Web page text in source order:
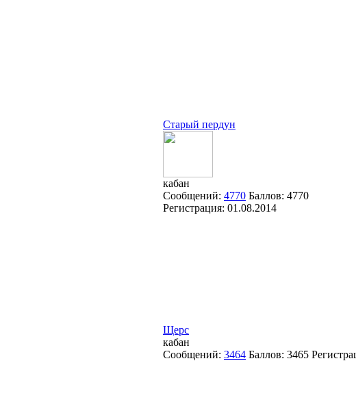
Старый пердун
кабан
Сообщений: 4770 Баллов: 4770
Регистрация: 01.08.2014
Щерс
кабан
Сообщений: 3464 Баллов: 3465